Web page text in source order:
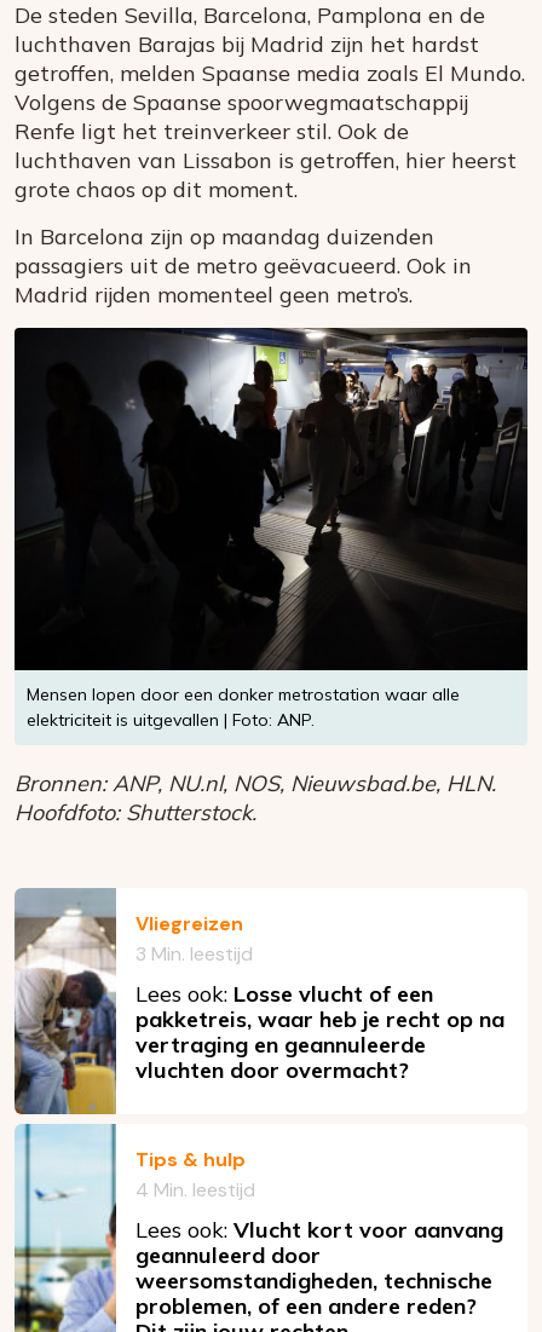
De steden Sevilla, Barcelona, Pamplona en de
luchthaven Barajas bij Madrid zijn het hardst
getroffen, melden Spaanse media zoals El Mundo.
Volgens de Spaanse spoorwegmaatschappij
Renfe ligt het treinverkeer stil. Ook de
luchthaven van Lissabon is getroffen, hier heerst
grote chaos op dit moment.
In Barcelona zijn op maandag duizenden
passagiers uit de metro geëvacueerd. Ook in
Madrid rijden momenteel geen metro’s.
Mensen lopen door een donker metrostation waar alle
elektriciteit is uitgevallen | Foto: ANP.
Bronnen: ANP, NU.nl, NOS, Nieuwsbad.be, HLN.
Hoofdfoto: Shutterstock.
Vliegreizen
3 Min. leestijd
Lees ook: Losse vlucht of een
pakketreis, waar heb je recht op na
vertraging en geannuleerde
vluchten door overmacht?
Tips & hulp
4 Min. leestijd
Lees ook: Vlucht kort voor aanvang
geannuleerd door
weersomstandigheden, technische
problemen, of een andere reden?